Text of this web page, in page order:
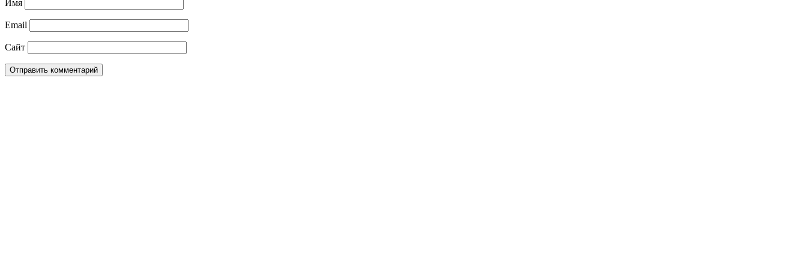
Имя
Email
Сайт